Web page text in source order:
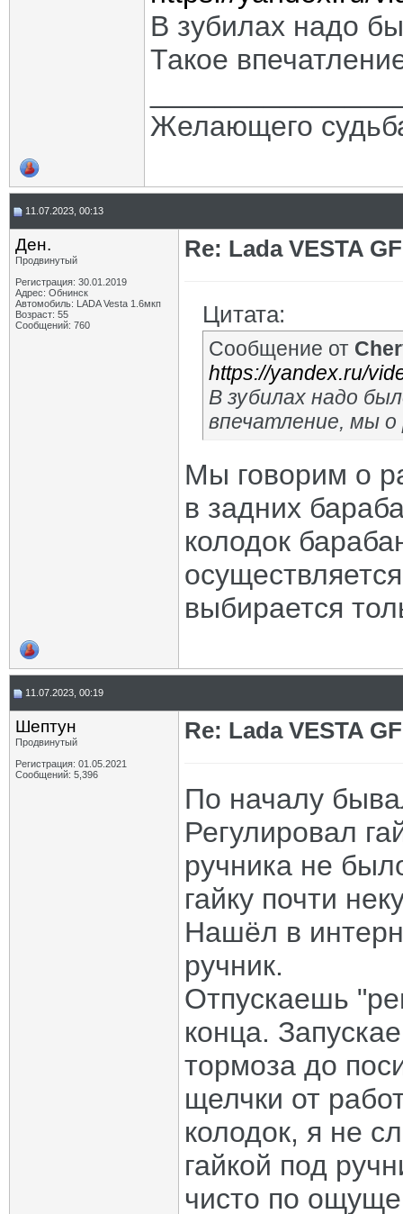
В зубилах надо
Такое
Желающего
11.07.2023, 00:13
Ден.
Продвинутый
Регистрация: 30.01.2019
Адрес: Обнинск
Автомобиль: LADA Vesta 1.6мкп
Возраст: 55
Сообщений: 760
Re: Lada VESTA
Цитата:
Сообщение от
https://yandex.ru/
В зубилах надо
впечатление, мы
Мы говорим о
в задних
колодок
выбирается
11.07.2023, 00:19
Шептун
Продвинутый
Регистрация: 01.05.2021
Сообщений: 5,396
Re: Lada VESTA
По началу
Регулировал
ручника не
гайку почти
Нашёл в
ручник.
Отпускаешь
конца.
тормоза до
щелчки от
колодок, я не
гайкой под
чисто по